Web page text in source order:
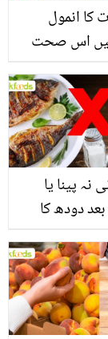
کا انمول
اس صحت
نہ پینا یا
دودھ کا
فہمیوں کی
اور افواہ